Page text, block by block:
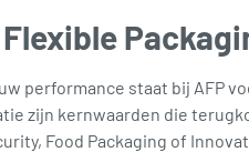
performance staat bij AFP
zijn kernwaarden die
Food Packaging of